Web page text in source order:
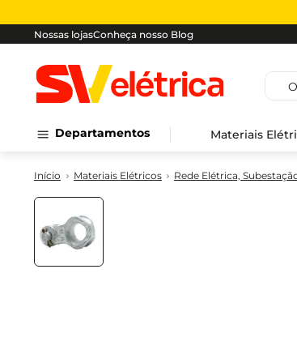
Nossas lojasConheça nosso Blog
O
Departamentos Materiais
Materiais Elétricos Rede Elétrica,